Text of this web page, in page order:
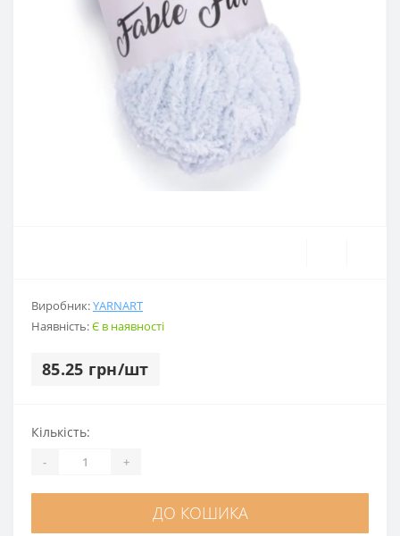
Виробник:YARNART
Наявність:Є в наявності
85.25 грн/шт
Кількість:
- +
ДО КОШИКА